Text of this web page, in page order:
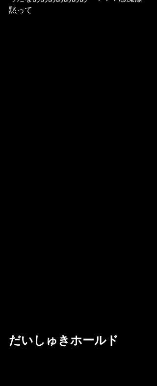
黙って
だいしゅきホールド